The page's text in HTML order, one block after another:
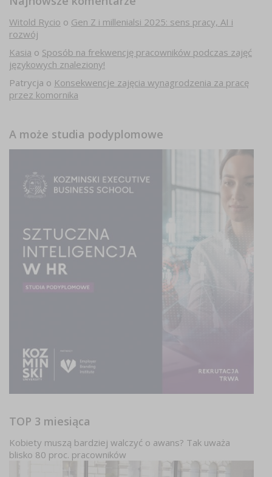
Witold Rycio o Gen Z i millenialsi 2025: sens pracy, AI i
rozwój
Kasia o Sposób na frekwencję pracowników podczas zajęć
językowych znaleziony!
Patrycja o Konsekwencje zajęcia wynagrodzenia za pracę
przez komornika
A może studia podyplomowe
TOP 3 miesiąca
Kobiety muszą bardziej walczyć o awans? Tak uważa
blisko 80 proc. pracowników